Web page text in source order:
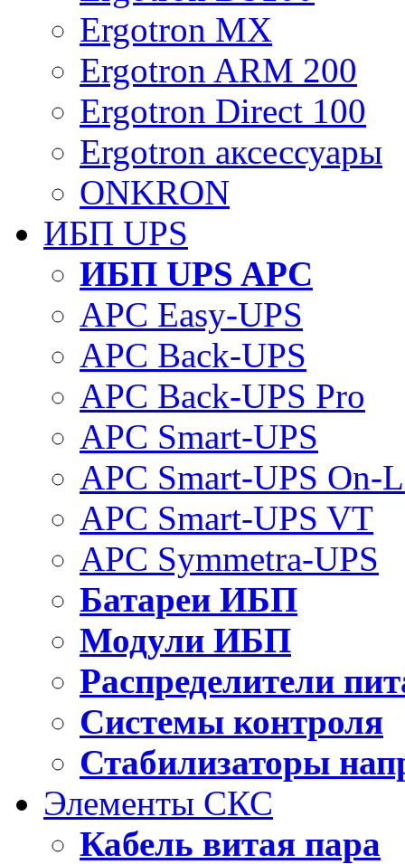
Ergotron MX
Ergotron ARM 200
Ergotron Direct 100
Ergotron аксессуары
ONKRON
ИБП UPS
ИБП UPS APC
APC Easy-UPS
APC Back-UPS
APC Back-UPS Pro
APC Smart-UPS
APC Smart-UPS On-
APC Smart-UPS VT
APC Symmetra-UPS
Батареи ИБП
Модули ИБП
Распределители
Системы контроля
Стабилизаторы
Элементы СКС
Кабель витая пара